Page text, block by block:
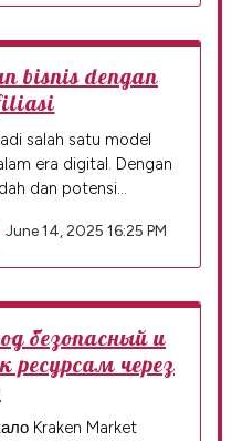
bisnis dengan
salah satu model
era digital. Dengan
dan potensi…
June 14, 2025 16:25 PM
безопасный и
ресурсам через
Kraken Market